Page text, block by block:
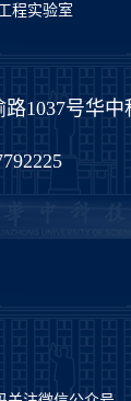
程实验室
号华中